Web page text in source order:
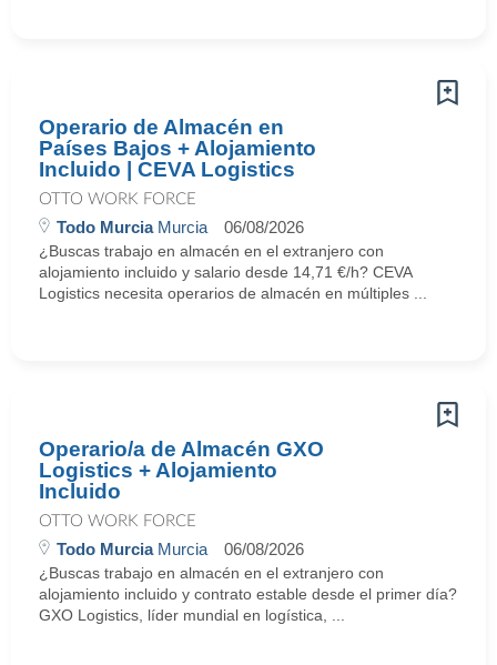
Operario de Almacén en
Países Bajos + Alojamiento
Incluido | CEVA Logistics
OTTO WORK FORCE
Todo MurciaMurcia 06/08/2026
¿Buscas trabajo en almacén en el extranjero con
alojamiento incluido y salario desde 14,71 €/h? CEVA
Logistics necesita operarios de almacén en múltiples ...
Operario/a de Almacén GXO
Logistics + Alojamiento
Incluido
OTTO WORK FORCE
Todo MurciaMurcia 06/08/2026
¿Buscas trabajo en almacén en el extranjero con
alojamiento incluido y contrato estable desde el primer día?
GXO Logistics, líder mundial en logística, ...